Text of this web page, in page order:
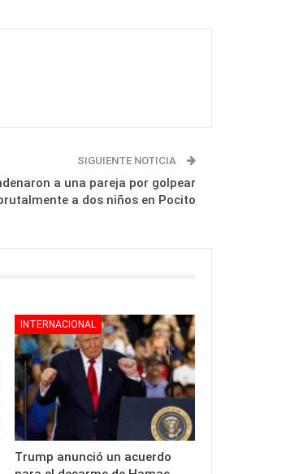
SIGUIENTE NOTICIA
a una pareja por golpear
a dos niños en Pocito
INTERNACIONAL
Trump anunció un acuerdo